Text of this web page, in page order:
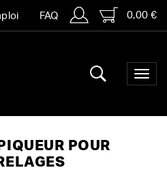
FAQ 0,00 €
POUR